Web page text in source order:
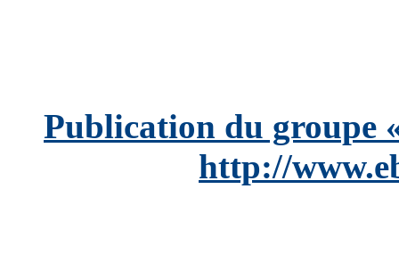
Publication du groupe
http://